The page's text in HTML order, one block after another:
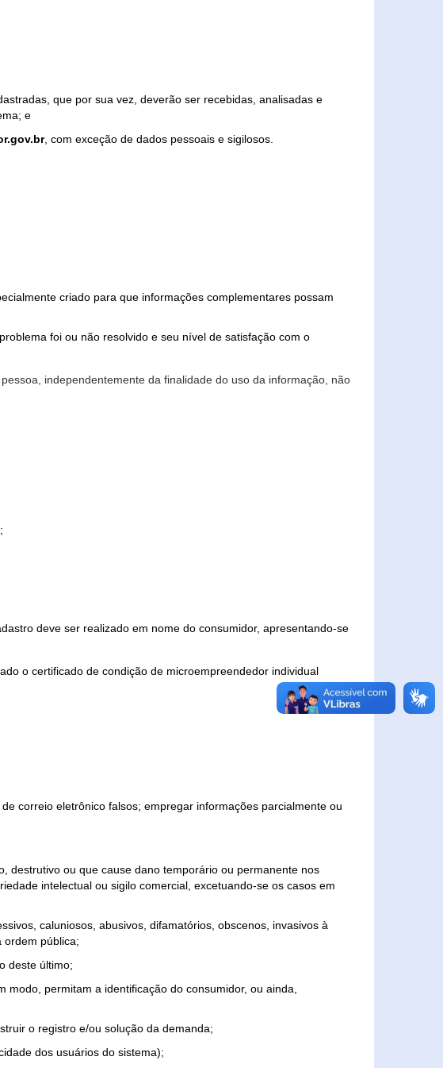
que por sua vez, deverão ser recebidas, analisadas e
e
, com exceção de dados pessoais e sigilosos.
criado para que informações complementares possam
foi ou não resolvido e seu nível de satisfação com o
independentemente da finalidade do uso da informação, não
deve ser realizado em nome do consumidor, apresentando-se
o certificado de condição de microempreendedor individual
correio eletrônico falsos; empregar informações parcialmente ou
destrutivo ou que cause dano temporário ou permanente nos
intelectual ou sigilo comercial, excetuando-se os casos em
caluniosos, abusivos, difamatórios, obscenos, invasivos à
ordem pública;
deste último;
permitam a identificação do consumidor, ou ainda,
o registro e/ou solução da demanda;
dos usuários do sistema);